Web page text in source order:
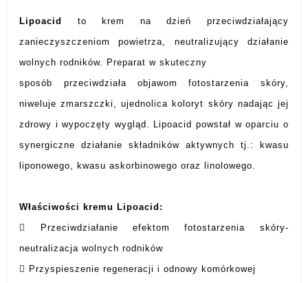
Lipoacid to krem na dzień przeciwdziałający
zanieczyszczeniom powietrza, neutralizujący działanie
wolnych rodników. Preparat w skuteczny
sposób przeciwdziała objawom fotostarzenia skóry,
niweluje zmarszczki, ujednolica koloryt skóry nadając jej
zdrowy i wypoczęty wygląd. Lipoacid powstał w oparciu o
synergiczne działanie składników aktywnych tj.: kwasu
liponowego, kwasu askorbinowego oraz linolowego.
Właściwości kremu Lipoacid:
 Przeciwdziałanie efektom fotostarzenia skóry-
neutralizacja wolnych rodników
 Przyspieszenie regeneracji i odnowy komórkowej